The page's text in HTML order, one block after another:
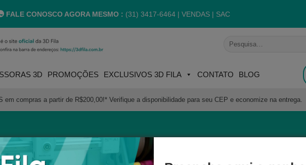
FALE CONOSCO AGORA MESMO : (31) 3417-6464 | VENDAS | SAC
Pesquisar
3D PROMOÇÕES EXCLUSIVOS 3D FILA CONTATO BLOG
em compras a partir de R$200,00!* Verifique a disponibilidade para seu CEP e economize na entrega.